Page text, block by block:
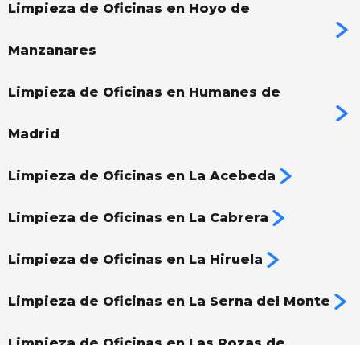
Limpieza de Oficinas en Hoyo de
Manzanares
Limpieza de Oficinas en Humanes de
Madrid
Limpieza de Oficinas en La Acebeda
Limpieza de Oficinas en La Cabrera
Limpieza de Oficinas en La Hiruela
Limpieza de Oficinas en La Serna del Monte